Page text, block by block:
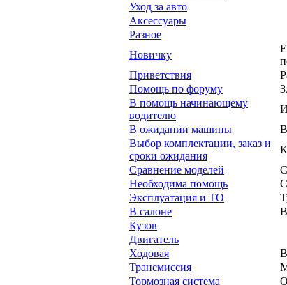
Уход за авто
Аксессуары
Разное
Новичку
Приветствия
Помощь по форуму
В помощь начинающему
водителю
В ожидании машины
Выбор комплектации, заказ и
сроки ожидания
Сравнение моделей
Необходима помощь
Эксплуатация и ТО
В салоне
Кузов
Двигатель
Ходовая
Трансмиссия
Тормозная система